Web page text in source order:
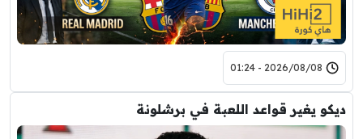
2026/08/08 - 01:24
ديكو يغير قواعد اللعبة في برشلونة